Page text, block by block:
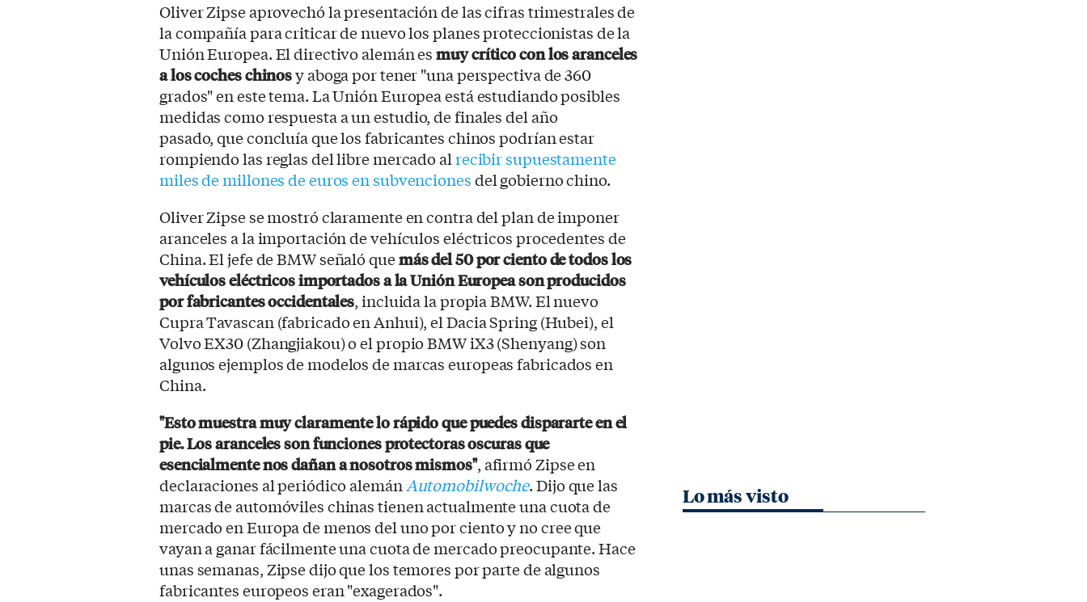
Oliver Zipse aprovechó la presentación de las cifras trimestrales de
la compañía para criticar de nuevo los planes proteccionistas de la
Unión Europea. El directivo alemán esmuy crítico con los aranceles
a los coches chinosy aboga por tener "una perspectiva de 360
grados" en este tema. La Unión Europea está estudiando posibles
medidas como respuesta a un estudio, de finales del año
pasado, que concluía que los fabricantes chinos podrían estar
rompiendo las reglas del libre mercado alrecibir supuestamente
miles de millones de euros en subvencionesdel gobierno chino.
Oliver Zipse se mostró claramente en contra del plan de imponer
aranceles a la importación de vehículos eléctricos procedentes de
China. El jefe de BMW señaló quemás del 50 por ciento de todos los
vehículos eléctricos importados a la Unión Europea son producidos
por fabricantes occidentales, incluida la propia BMW. El nuevo
Cupra Tavascan (fabricado en Anhui), el Dacia Spring (Hubei), el
Volvo EX30 (Zhangjiakou) o el propio BMW iX3 (Shenyang) son
algunos ejemplos de modelos de marcas europeas fabricados en
China.
"Esto muestra muy claramente lo rápido que puedes dispararte en el
pie. Los aranceles son funciones protectoras oscuras que
esencialmente nos dañan a nosotros mismos", afirmó Zipse en
declaraciones al periódico alemánAutomobilwoche. Dijo que las
marcas de automóviles chinas tienen actualmente una cuota de
mercado en Europa de menos del uno por ciento y no cree que
vayan a ganar fácilmente una cuota de mercado preocupante. Hace
unas semanas, Zipse dijo que los temores por parte de algunos
fabricantes europeos eran "exagerados".
Lo más visto